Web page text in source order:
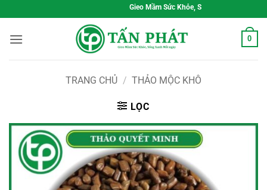
qua
nội
Gieo Mầm Sức Khỏe, Sống Xanh Mỗi Ngày
0
TRANG CHỦ / THẢO MỘC KHÔ
LỌC